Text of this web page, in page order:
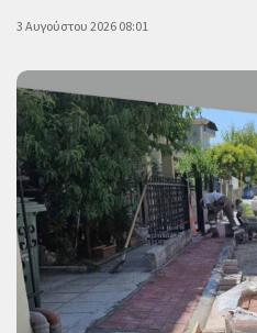
3 Αυγούστου 2026 08:01